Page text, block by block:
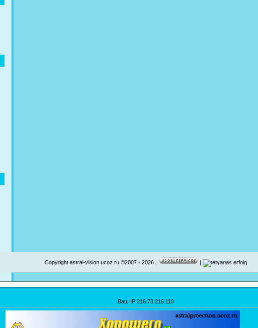
Copyright astral-vision.ucoz.ru ©2007 - 2026 |
Ваш IP 216.73.216.110